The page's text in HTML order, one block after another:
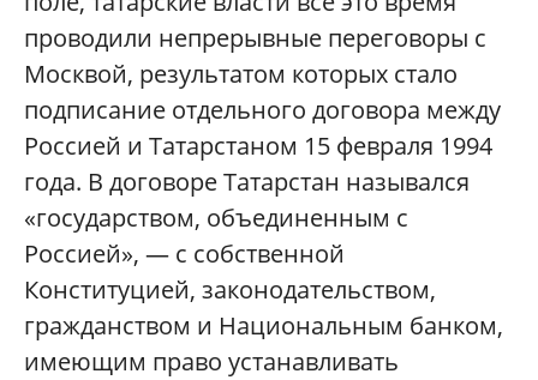
проводили непрерывные переговоры с
Москвой, результатом которых стало
подписание отдельного договора между
Россией и Татарстаном 15 февраля 1994
года. В договоре Татарстан назывался
«государством, объединенным с
Россией», — с собственной
Конституцией, законодательством,
гражданством и Национальным банком,
имеющим право устанавливать